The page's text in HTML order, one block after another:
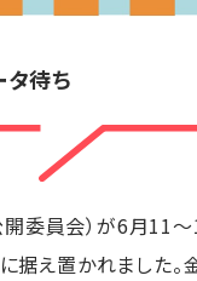
待ち
委員会）が6月11
据え置かれました。